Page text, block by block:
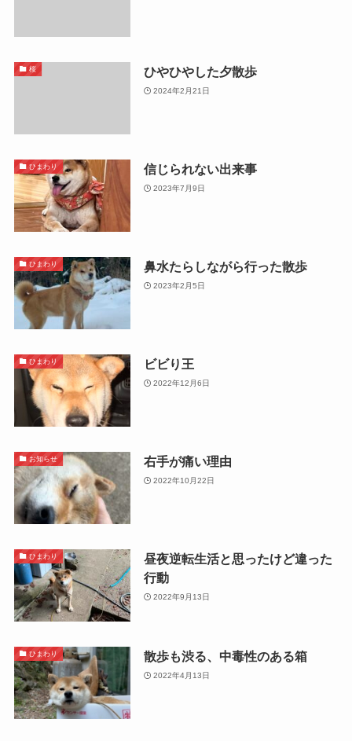
桜 ひやひやした夕散歩
2024年2月21日
ひまわり 信じられない出来事
2023年7月9日
ひまわり 鼻水たらしながら行った散歩
2023年2月5日
ひまわり ビビり王
2022年12月6日
お知らせ 右手が痛い理由
2022年10月22日
ひまわり
昼夜逆転生活と思ったけど違った
行動
2022年9月13日
ひまわり 散歩も渋る、中毒性のある箱
2022年4月13日